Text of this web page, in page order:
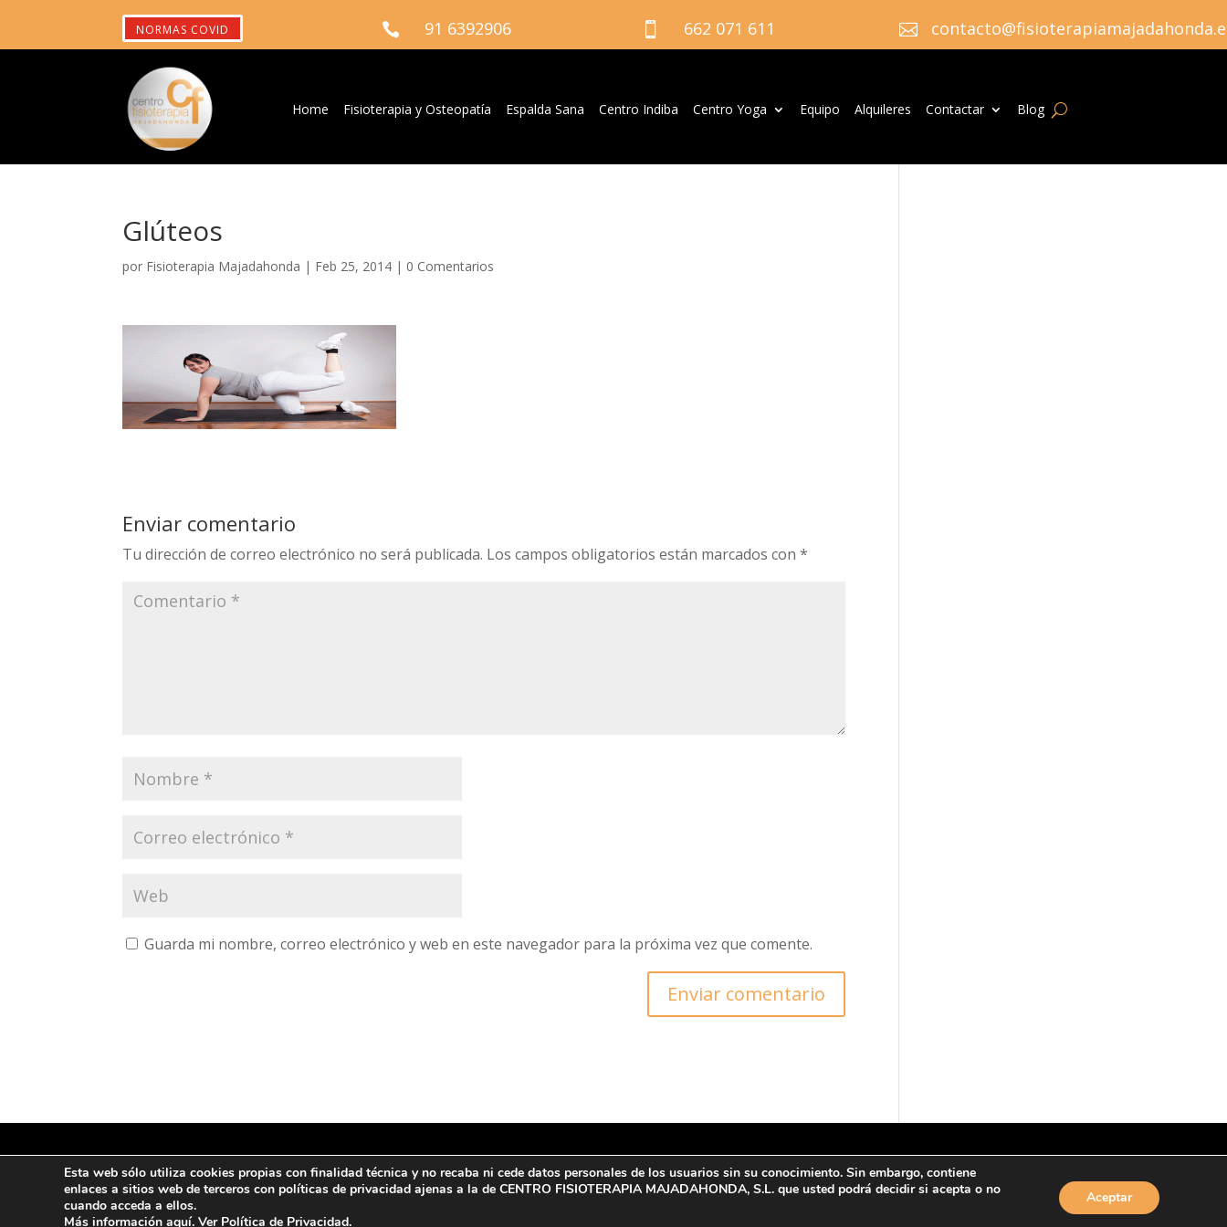
NORMAS COVID  91 6392906  662 071 611 
Home Fisioterapia y Osteopatía Espalda Sana Centro Indiba Centro Yoga Equipo Alquileres Contactar Blog
Glúteos
por Fisioterapia Majadahonda | Feb 25, 2014 | 0 Comentarios
Enviar comentario
Tu dirección de correo electrónico no será publicada. Los campos obligatorios están marcados con*
Guarda mi nombre, correo electrónico y web en este navegador para la próxima vez que comente.
© Copyright 2022 CFM Ι Protección de datos y Política de privacidad|Aviso legal
Esta web sólo utiliza cookies propias con finalidad técnica y no recaba ni cede datos personales de los usuarios sin su conocimiento. Sin embargo, contiene
enlaces a sitios web de terceros con políticas de privacidad ajenas a la de CENTRO FISIOTERAPIA MAJADAHONDA, S.L. que usted podrá decidir si acepta o no
cuando acceda a ellos.
Más información aquí. Ver Política de Privacidad.
Aceptar